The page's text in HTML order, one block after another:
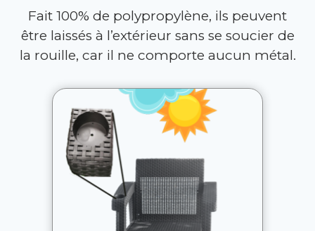
Fait 100% de polypropylène, ils peuvent
être laissés à l’extérieur sans se soucier de
la rouille, car il ne comporte aucun métal.